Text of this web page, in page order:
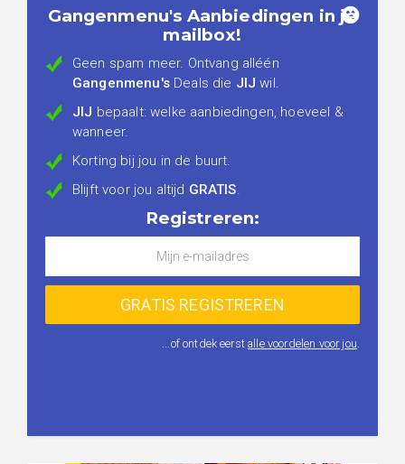
Gangenmenu's Aanbiedingen in je
mailbox!
Geen spam meer. Ontvang alléén
Gangenmenu'sDeals die JIJ wil.
JIJ bepaalt: welke aanbiedingen, hoeveel &
wanneer.
Korting bij jou in de buurt.
Blijft voor jou altijd GRATIS.
Registreren:
...of ontdek eerstalle voordelen voor jou.